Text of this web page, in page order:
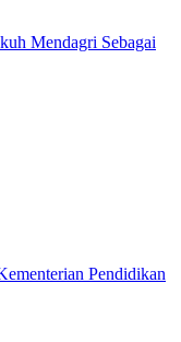
Mendagri Sebagai
Pendidikan